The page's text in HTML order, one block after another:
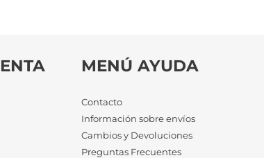
MENÚ AYUDA
Contacto
Información sobre envíos
Cambios y Devoluciones
Preguntas Frecuentes